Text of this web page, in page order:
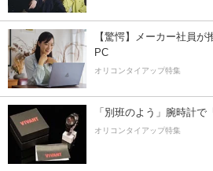
【驚愕】メーカー社員
PC
オリコンタイアップ特集
「別班のよう」腕時計
オリコンタイアップ特集